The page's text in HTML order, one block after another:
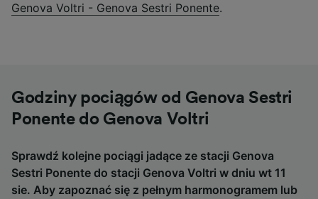
Genova Voltri - Genova Sestri Ponente.
Godziny pociągów od Genova Sestri
Ponente do Genova Voltri
Sprawdź kolejne pociągi jadące ze stacji Genova
Sestri Ponente do stacji Genova Voltri w dniu wt 11
sie. Aby zapoznać się z pełnym harmonogramem lub